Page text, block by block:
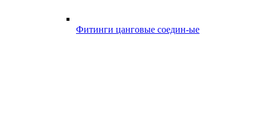
Фитинги цанговые соедин-ые